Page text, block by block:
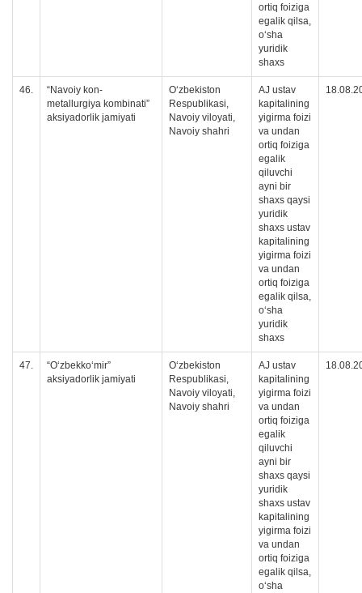
ortiq foiziga
egalik qilsa,
oʻsha
yuridik
shaxs
46.
“Navoiy kon-
metallurgiya kombinati”
aksiyadorlik jamiyati
O‘zbekiston
Respublikasi,
Navoiy viloyati,
Navoiy shahri
AJ ustav
kapitalining
yigirma foizi
va undan
ortiq foiziga
egalik
qiluvchi
ayni bir
shaxs qaysi
yuridik
shaxs ustav
kapitalining
yigirma foizi
va undan
ortiq foiziga
egalik qilsa,
oʻsha
yuridik
shaxs
47.
“O‘zbekko‘mir”
aksiyadorlik jamiyati
O‘zbekiston
Respublikasi,
Navoiy viloyati,
Navoiy shahri
AJ ustav
kapitalining
yigirma foizi
va undan
ortiq foiziga
egalik
qiluvchi
ayni bir
shaxs qaysi
yuridik
shaxs ustav
kapitalining
yigirma foizi
va undan
ortiq foiziga
egalik qilsa,
oʻsha